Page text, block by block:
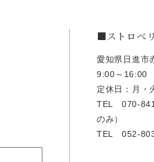
■ストロベ
愛知県日進市
9:00～16:00
定休日：月・
TEL 070-
のみ）
TEL 052-